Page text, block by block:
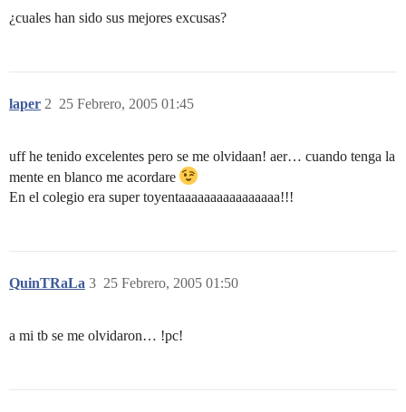
¿cuales han sido sus mejores excusas?
laper 25 Febrero, 2005 01:45
2
uff he tenido excelentes pero se me olvidaan! aer… cuando tenga la
mente en blanco me acordare
En el colegio era super toyentaaaaaaaaaaaaaaaa!!!
QuinTRaLa 25 Febrero, 2005 01:50
3
a mi tb se me olvidaron… !pc!